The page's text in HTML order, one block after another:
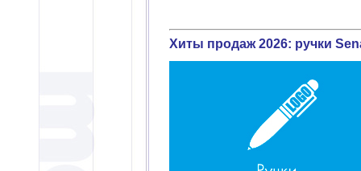
Хиты продаж 2026: ручки